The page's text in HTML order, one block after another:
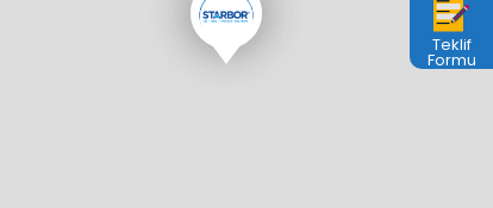
Teklif
Formu